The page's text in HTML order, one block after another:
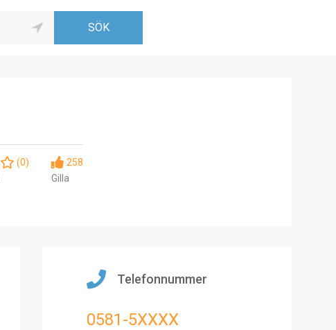
(0)
258
Gilla
Telefonnummer
0581-5XXXX